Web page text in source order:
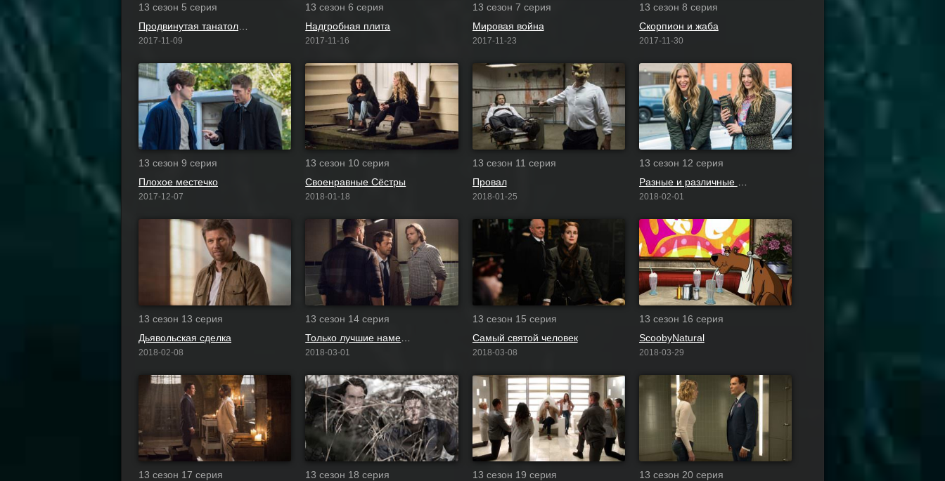
13 сезон 5 серия
2017-11-09
13 сезон 6 серия
Надгробная плита
2017-11-16
13 сезон 7 серия
Мировая война
2017-11-23
13 сезон 8 серия
Скорпион и жаба
2017-11-30
13 сезон 9 серия
Плохое местечко
2017-12-07
13 сезон 10 серия
Своенравные Сёстры
2018-01-18
13 сезон 11 серия
Провал
2018-01-25
13 сезон 12 серия
2018-02-01
13 сезон 13 серия
Дьявольская сделка
2018-02-08
13 сезон 14 серия
2018-03-01
13 сезон 15 серия
Самый святой человек
2018-03-08
13 сезон 16 серия
ScoobyNatural
2018-03-29
13 сезон 17 серия
13 сезон 18 серия
13 сезон 19 серия
13 сезон 20 серия